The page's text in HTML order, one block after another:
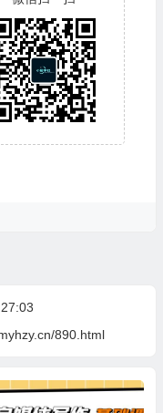
890.html